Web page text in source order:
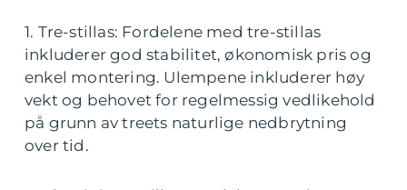
1. Tre-stillas: Fordelene med tre-stillas
inkluderer god stabilitet, økonomisk pris og
enkel montering. Ulempene inkluderer høy
vekt og behovet for regelmessig vedlikehold
på grunn av treets naturlige nedbrytning
over tid.